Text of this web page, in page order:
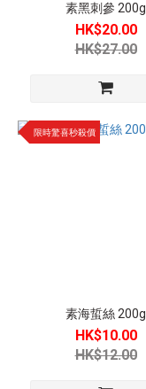
平均介
HKD50-
於
HKD80
素黑刺參 200g
HK$20.00
HK$27.00
限時驚喜秒殺價
素海蜇絲 200g
HK$10.00
HK$12.00